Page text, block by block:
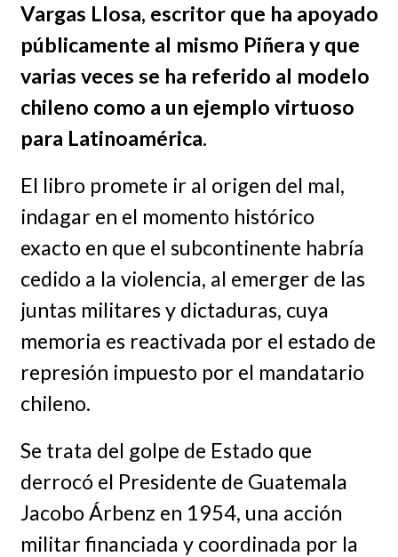
Vargas Llosa, escritor que ha apoyado
públicamente al mismo Piñera y que
varias veces se ha referido al modelo
chileno como a un ejemplo virtuoso
para Latinoamérica.
El libro promete ir al origen del mal,
indagar en el momento histórico
exacto en que el subcontinente habría
cedido a la violencia, al emerger de las
juntas militares y dictaduras, cuya
memoria es reactivada por el estado de
represión impuesto por el mandatario
chileno.
Se trata del golpe de Estado que
derrocó el Presidente de Guatemala
Jacobo Árbenz en 1954, una acción
militar financiada y coordinada por la